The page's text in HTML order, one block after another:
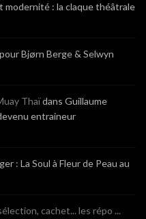
modernité : la claque théâtrale
Bjørn Berge & Selwyn
Thaïdans Guillaume
entraineur
: La Soul à Fleur de Peau au
cachet... les répo ...